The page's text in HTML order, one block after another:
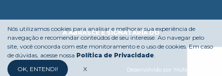
A ABRASCE É SIGNATÁRIA DO
Desenvolvido por: Mufasa Agency
Nós utilizamos cookies para analisar e melhorar sua experiência de
navegação e recomendar conteúdos de seu interesse. Ao navegar pelo
site, você concorda com este monitoramento e o uso de cookies. Em caso
de dúvidas, acesse nossa Política de Privacidade.
OK, ENTENDI!
X